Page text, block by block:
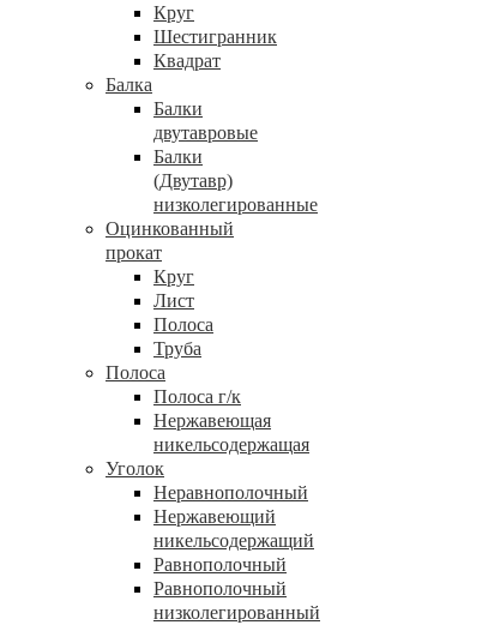
Круг
Шестигранник
Квадрат
Балка
Балки
двутавровые
Балки
(Двутавр)
низколегированные
Оцинкованный
прокат
Круг
Лист
Полоса
Труба
Полоса
Полоса г/к
Нержавеющая
никельсодержащая
Уголок
Неравнополочный
Нержавеющий
никельсодержащий
Равнополочный
Равнополочный
низколегированный